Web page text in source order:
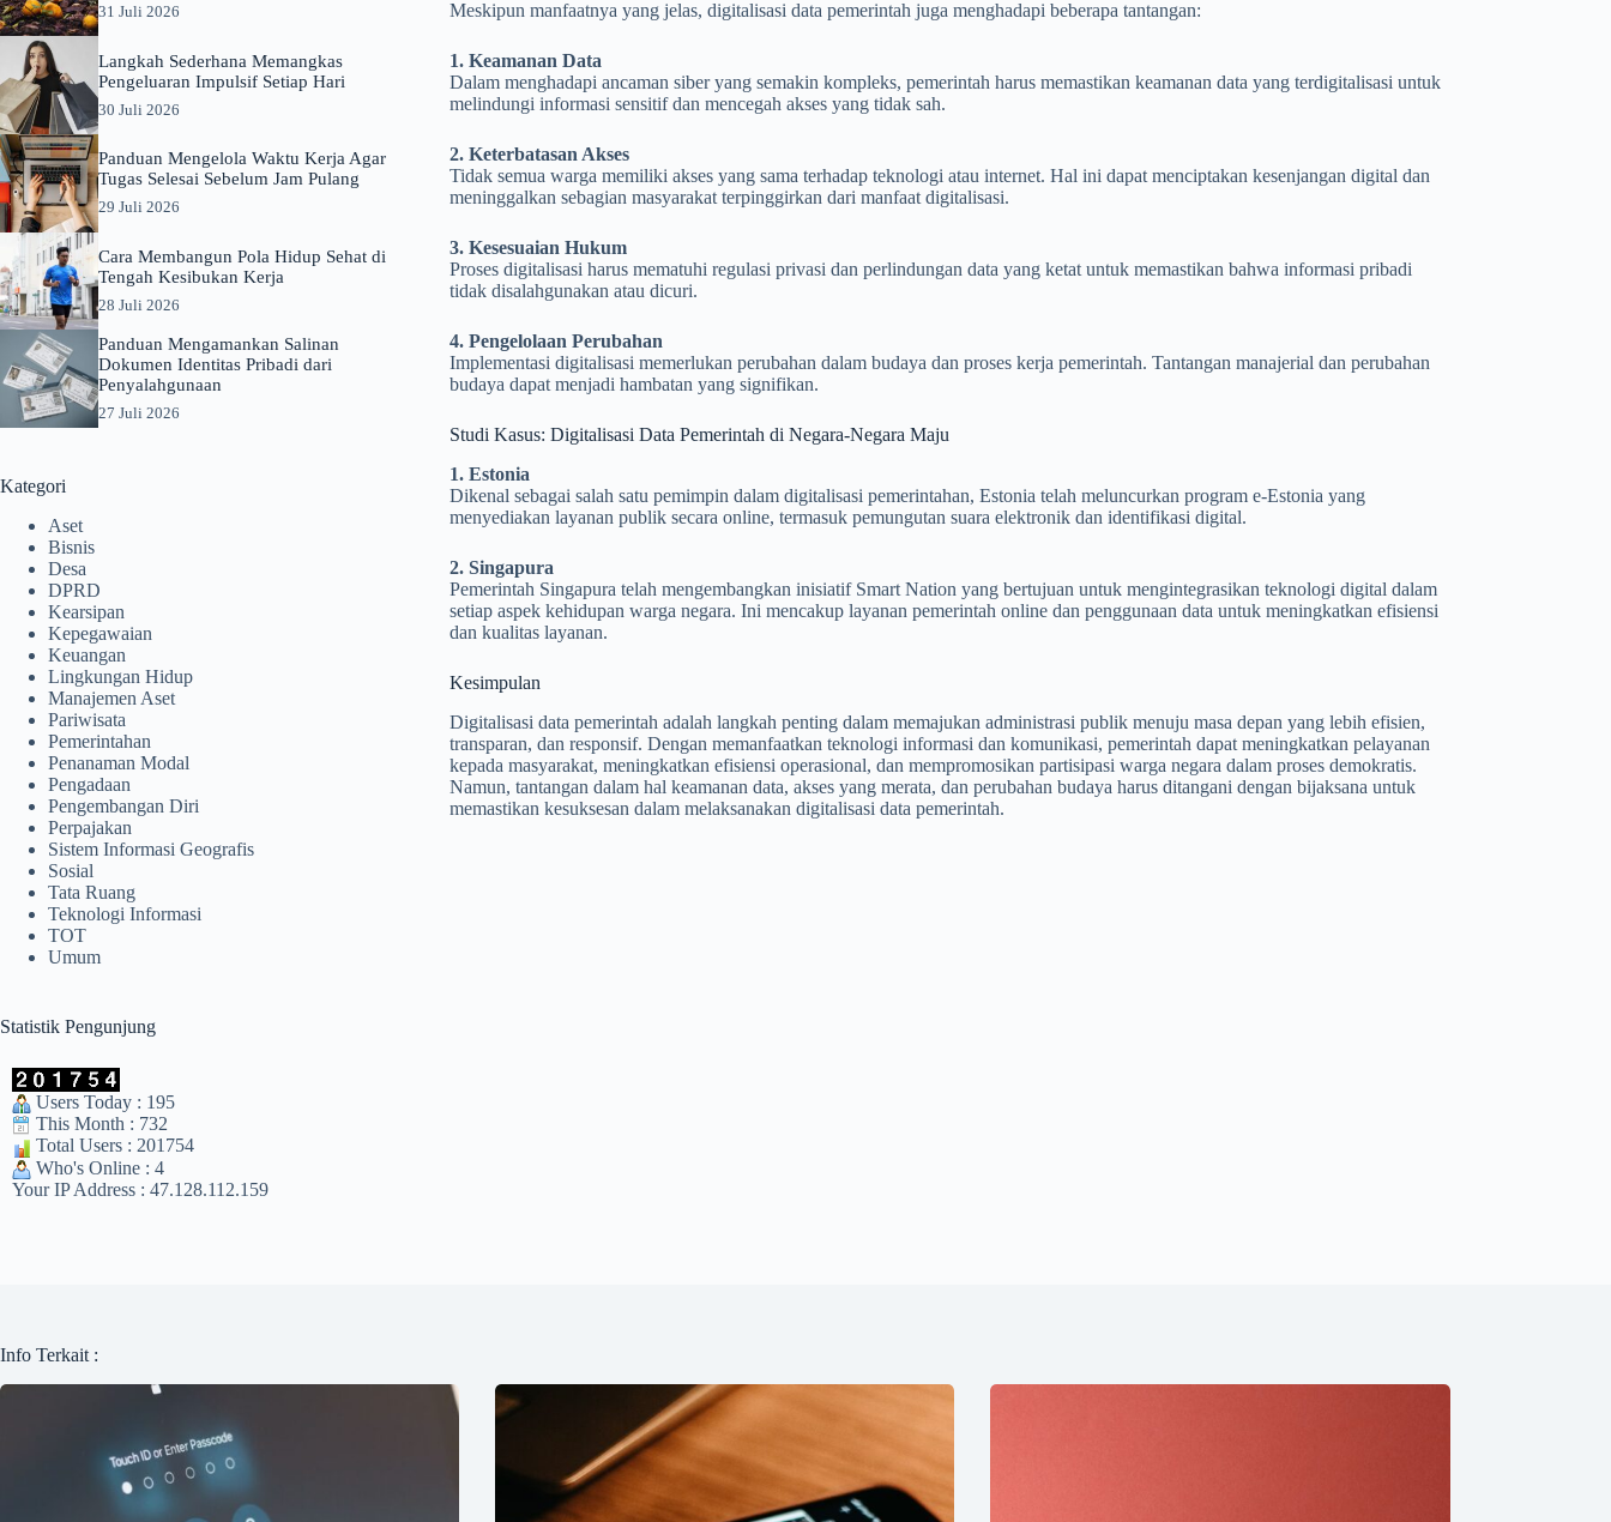
Meskipun manfaatnya yang jelas, digitalisasi data pemerintah juga menghadapi beberapa tantangan:
1. Keamanan Data
Dalam menghadapi ancaman siber yang semakin kompleks, pemerintah harus memastikan keamanan data yang terdigitalisasi untuk
melindungi informasi sensitif dan mencegah akses yang tidak sah.
2. Keterbatasan Akses
Tidak semua warga memiliki akses yang sama terhadap teknologi atau internet. Hal ini dapat menciptakan kesenjangan digital dan
meninggalkan sebagian masyarakat terpinggirkan dari manfaat digitalisasi.
3. Kesesuaian Hukum
Proses digitalisasi harus mematuhi regulasi privasi dan perlindungan data yang ketat untuk memastikan bahwa informasi pribadi
tidak disalahgunakan atau dicuri.
4. Pengelolaan Perubahan
Implementasi digitalisasi memerlukan perubahan dalam budaya dan proses kerja pemerintah. Tantangan manajerial dan perubahan
budaya dapat menjadi hambatan yang signifikan.
Studi Kasus: Digitalisasi Data Pemerintah di Negara-Negara Maju
1. Estonia
Dikenal sebagai salah satu pemimpin dalam digitalisasi pemerintahan, Estonia telah meluncurkan program e-Estonia yang
menyediakan layanan publik secara online, termasuk pemungutan suara elektronik dan identifikasi digital.
2. Singapura
Pemerintah Singapura telah mengembangkan inisiatif Smart Nation yang bertujuan untuk mengintegrasikan teknologi digital dalam
setiap aspek kehidupan warga negara. Ini mencakup layanan pemerintah online dan penggunaan data untuk meningkatkan efisiensi
dan kualitas layanan.
Kesimpulan
Digitalisasi data pemerintah adalah langkah penting dalam memajukan administrasi publik menuju masa depan yang lebih efisien,
transparan, dan responsif. Dengan memanfaatkan teknologi informasi dan komunikasi, pemerintah dapat meningkatkan pelayanan
kepada masyarakat, meningkatkan efisiensi operasional, dan mempromosikan partisipasi warga negara dalam proses demokratis.
Namun, tantangan dalam hal keamanan data, akses yang merata, dan perubahan budaya harus ditangani dengan bijaksana untuk
memastikan kesuksesan dalam melaksanakan digitalisasi data pemerintah.
31 Juli 2026
Langkah Sederhana Memangkas
Pengeluaran Impulsif Setiap Hari
30 Juli 2026
Panduan Mengelola Waktu Kerja Agar
Tugas Selesai Sebelum Jam Pulang
29 Juli 2026
Cara Membangun Pola Hidup Sehat di
Tengah Kesibukan Kerja
28 Juli 2026
Panduan Mengamankan Salinan
Dokumen Identitas Pribadi dari
Penyalahgunaan
27 Juli 2026
Kategori
Aset
Bisnis
Desa
DPRD
Kearsipan
Kepegawaian
Keuangan
Lingkungan Hidup
Manajemen Aset
Pariwisata
Pemerintahan
Penanaman Modal
Pengadaan
Pengembangan Diri
Perpajakan
Sistem Informasi Geografis
Sosial
Tata Ruang
Teknologi Informasi
TOT
Umum
Statistik Pengunjung
Users Today : 195
This Month : 732
Total Users : 201754
Who's Online : 4
Your IP Address : 47.128.112.159
Info Terkait :